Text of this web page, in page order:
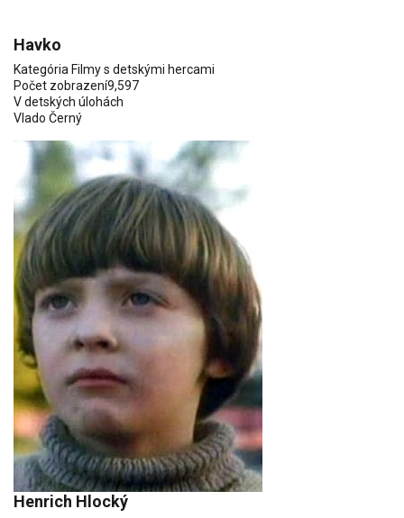
Havko
Kategória Filmy s detskými hercami
Počet zobrazení9,597
V detských úlohách
Vlado Černý
Henrich Hlocký